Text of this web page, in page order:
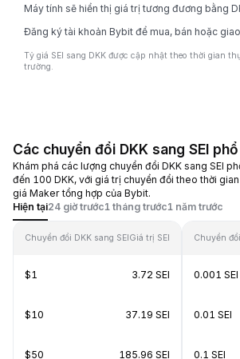
Máy tính sẽ hiển thị giá trị tương đương bằng
Đăng ký tài khoản Bybit để mua, bán hoặc
Tỷ giá SEI sang DKK được cập nhật theo thời gian
trường.
Các chuyển đổi DKK sang SEI
Khám phá các lượng chuyển đổi DKK sang SEI
đến 100 DKK, với giá trị chuyển đổi theo thời
giá Maker tổng hợp của Bybit.
Hiện tại24 giờ trước1 tháng trước1 năm trước
Chuyển đổi DKK sang SEIGiá trị SEI
$1 3.72 SEI
$10 37.19 SEI
$50 185.96 SEI
Chuyển
0.001 SEI
0.01 SEI
0.1 SEI